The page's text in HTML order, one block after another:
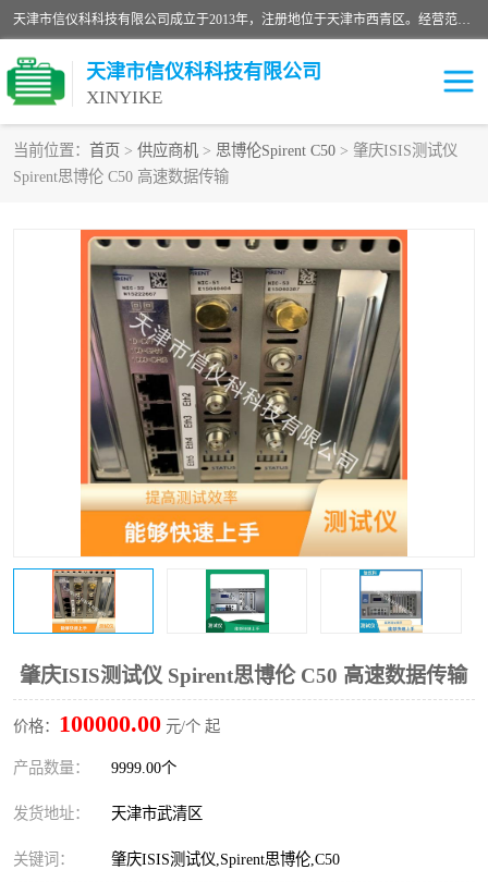
天津市信仪科科技有限公司成立于2013年，注册地位于天津市西青区。经营范围包括计算机软件、电子产品、仪器技术开发、技术转让、技术咨询、技术服务、网络工程、电子监控工程安装等；主要产品有：网络流量测试仪、Ixia XM2、XM12、XGS2、XGS12、400T、1600T、X16网络协议分析仪，Agilent N2X 等等各种型号，欢迎来电咨询。
天津市信仪科科技有限公司
XINYIKE
当前位置： 首页 > 供应商机 > 思博伦Spirent C50 > 肇庆ISIS测试仪
Spirent思博伦 C50 高速数据传输
肇庆ISIS测试仪 Spirent思博伦 C50 高速数据传输
价格： 100000.00 元/个 起
产品数量： 9999.00个
发货地址： 天津市武清区
关键词： 肇庆ISIS测试仪,Spirent思博伦,C50
思博伦Spirent C50
思博伦Spirent C100 思博伦Spirent N4U
思博伦Spirent N11U 思博伦Spirent SPT-2U
思博伦600B 思博伦SPT-2000A-HS
思博伦Spirent SPT-3U 思博伦TestCenter
发包仪IXIA XGS2 思博伦Spirent SPT-9000A